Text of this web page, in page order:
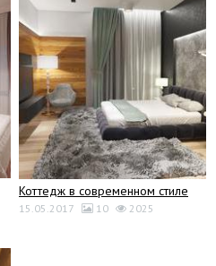
Коттедж в современном стиле
15.05.2017 10 2025